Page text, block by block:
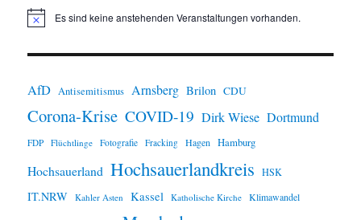
H
Es sind keine anstehenden Veranstaltungen vorhanden.
AfD Antisemitismus Arnsberg Brilon CDU
Corona-Krise COVID-19 Dirk Wiese Dortmund
FDP Flüchtlinge Fotografie Fracking Hagen Hamburg
Hochsauerland Hochsauerlandkreis HSK
IT.NRW Kahler Asten Kassel Katholische Kirche Klimawandel